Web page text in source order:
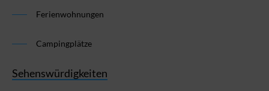
Ferienwohnungen
Campingplätze
Sehenswürdigkeiten